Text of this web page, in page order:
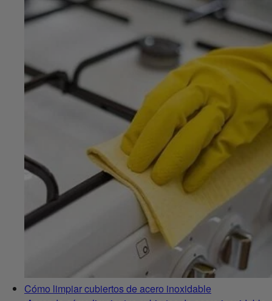
Cómo limpiar cubiertos de acero inoxidable